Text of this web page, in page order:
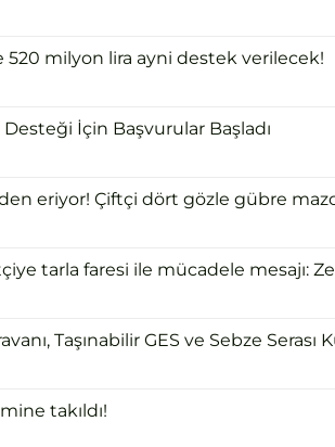
520 milyon lira ayni destek verilecek!
İçin Başvurular Başladı
eriyor! Çiftçi dört gözle gübre
tarla faresi ile mücadele mesajı:
Taşınabilir GES ve Sebze Serası
takıldı!